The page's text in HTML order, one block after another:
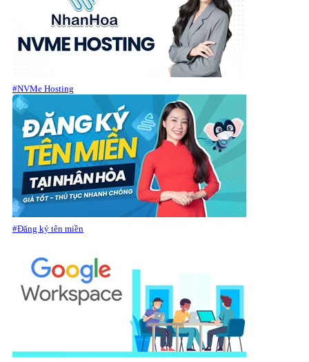
#NVMe Hosting
#Đăng ký tên miền